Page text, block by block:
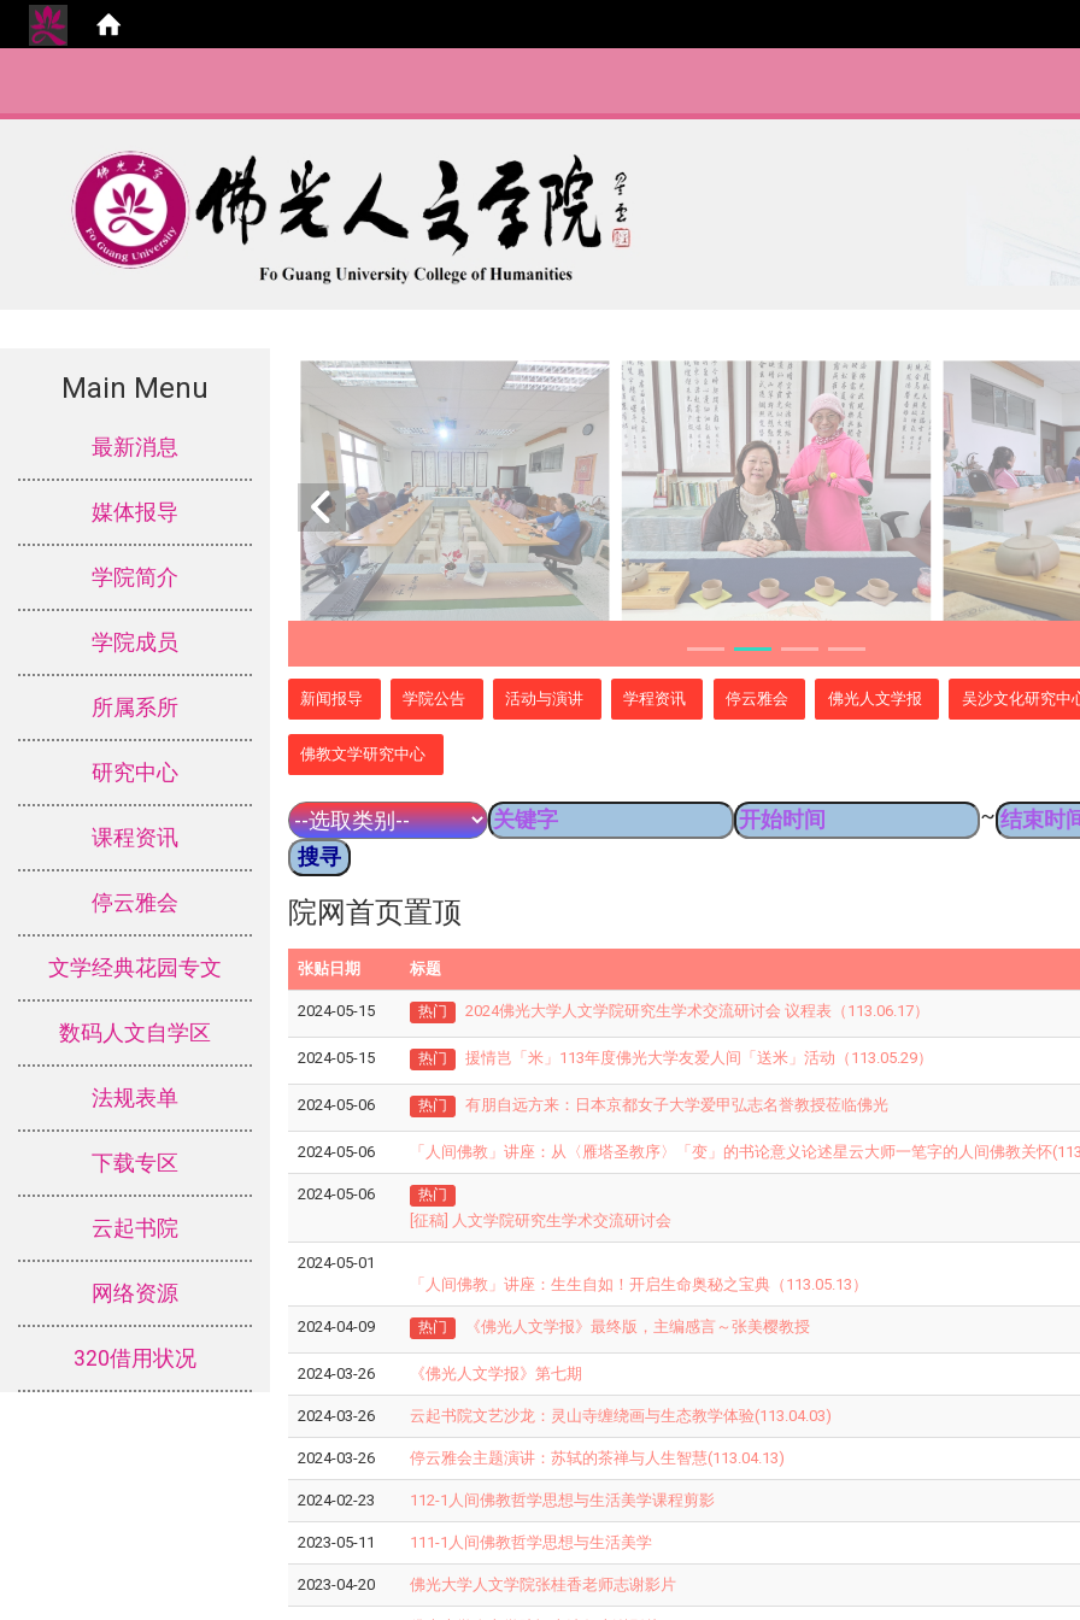
Main Menu
最新消息
媒体报导
学院简介
学院成员
所属系所
研究中心
课程资讯
停云雅会
文学经典花园专文
数码人文自学区
法规表单
下载专区
云起书院
网络资源
320借用状况
新闻报导 学院公告 活动与演讲 学程资讯 停云雅会 佛光人文学报 吴沙文化研究中
佛教文学研究中心
~
院网首页置顶
张贴日期 标题
2024-05-15 热门 2024佛光大学人文学院研究生学术交流研讨会 议程表（113.06.17）
2024-05-15 热门 援情岂「米」113年度佛光大学友爱人间「送米」活动（113.05.29）
2024-05-06 热门 有朋自远方来：日本京都女子大学爱甲弘志名誉教授莅临佛光
2024-05-06 「人间佛教」讲座：从〈雁塔圣教序〉「变」的书论意义论述星云大师一笔字的人间佛教关怀
2024-05-06 热门
[征稿] 人文学院研究生学术交流研讨会
2024-05-01
「人间佛教」讲座：生生自如！开启生命奥秘之宝典（113.05.13）
2024-04-09 热门 《佛光人文学报》最终版，主编感言～张美樱教授
2024-03-26 《佛光人文学报》第七期
2024-03-26 云起书院文艺沙龙：灵山寺缠绕画与生态教学体验(113.04.03)
2024-03-26 停云雅会主题演讲：苏轼的茶禅与人生智慧(113.04.13)
2024-02-23 112-1人间佛教哲学思想与生活美学课程剪影
2023-05-11 111-1人间佛教哲学思想与生活美学
2023-04-20 佛光大学人文学院张桂香老师志谢影片